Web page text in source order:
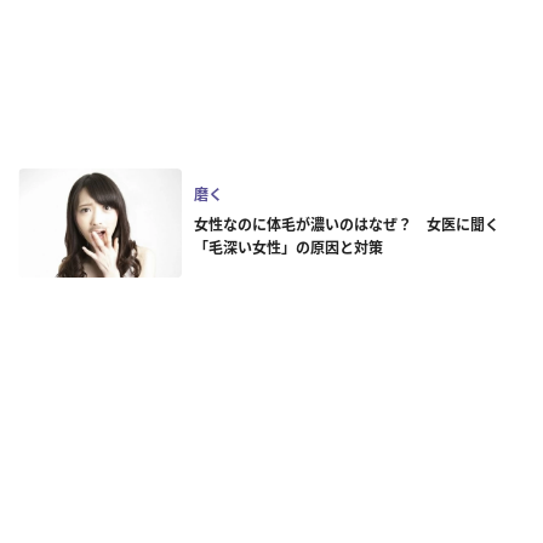
磨く
女性なのに体毛が濃いのはなぜ？ 女医に聞く
「毛深い女性」の原因と対策